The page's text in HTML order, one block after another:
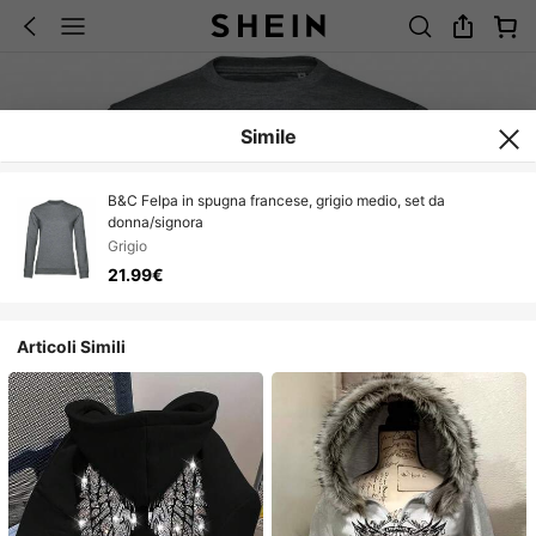
Simile
B&C Felpa in spugna francese, grigio medio, set da
donna/signora
Grigio
21.99€
Articoli Simili